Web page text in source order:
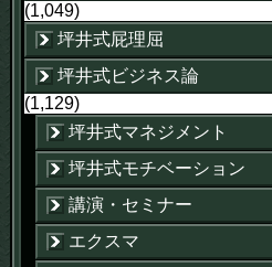
(1,049)
坪井式屁理屈
坪井式ビジネス論
(1,129)
坪井式マネジメント
坪井式モチベーション
講演・セミナー
エクスマ